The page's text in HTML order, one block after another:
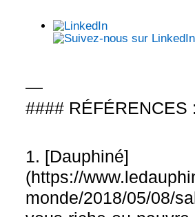
—
#### RÉFÉRENCES :
1. [Dauphiné]
(https://
monde/2018/05/08/